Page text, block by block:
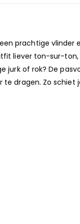
prachtige
liever ton-sur-
jurk of rok? De
dragen. Zo